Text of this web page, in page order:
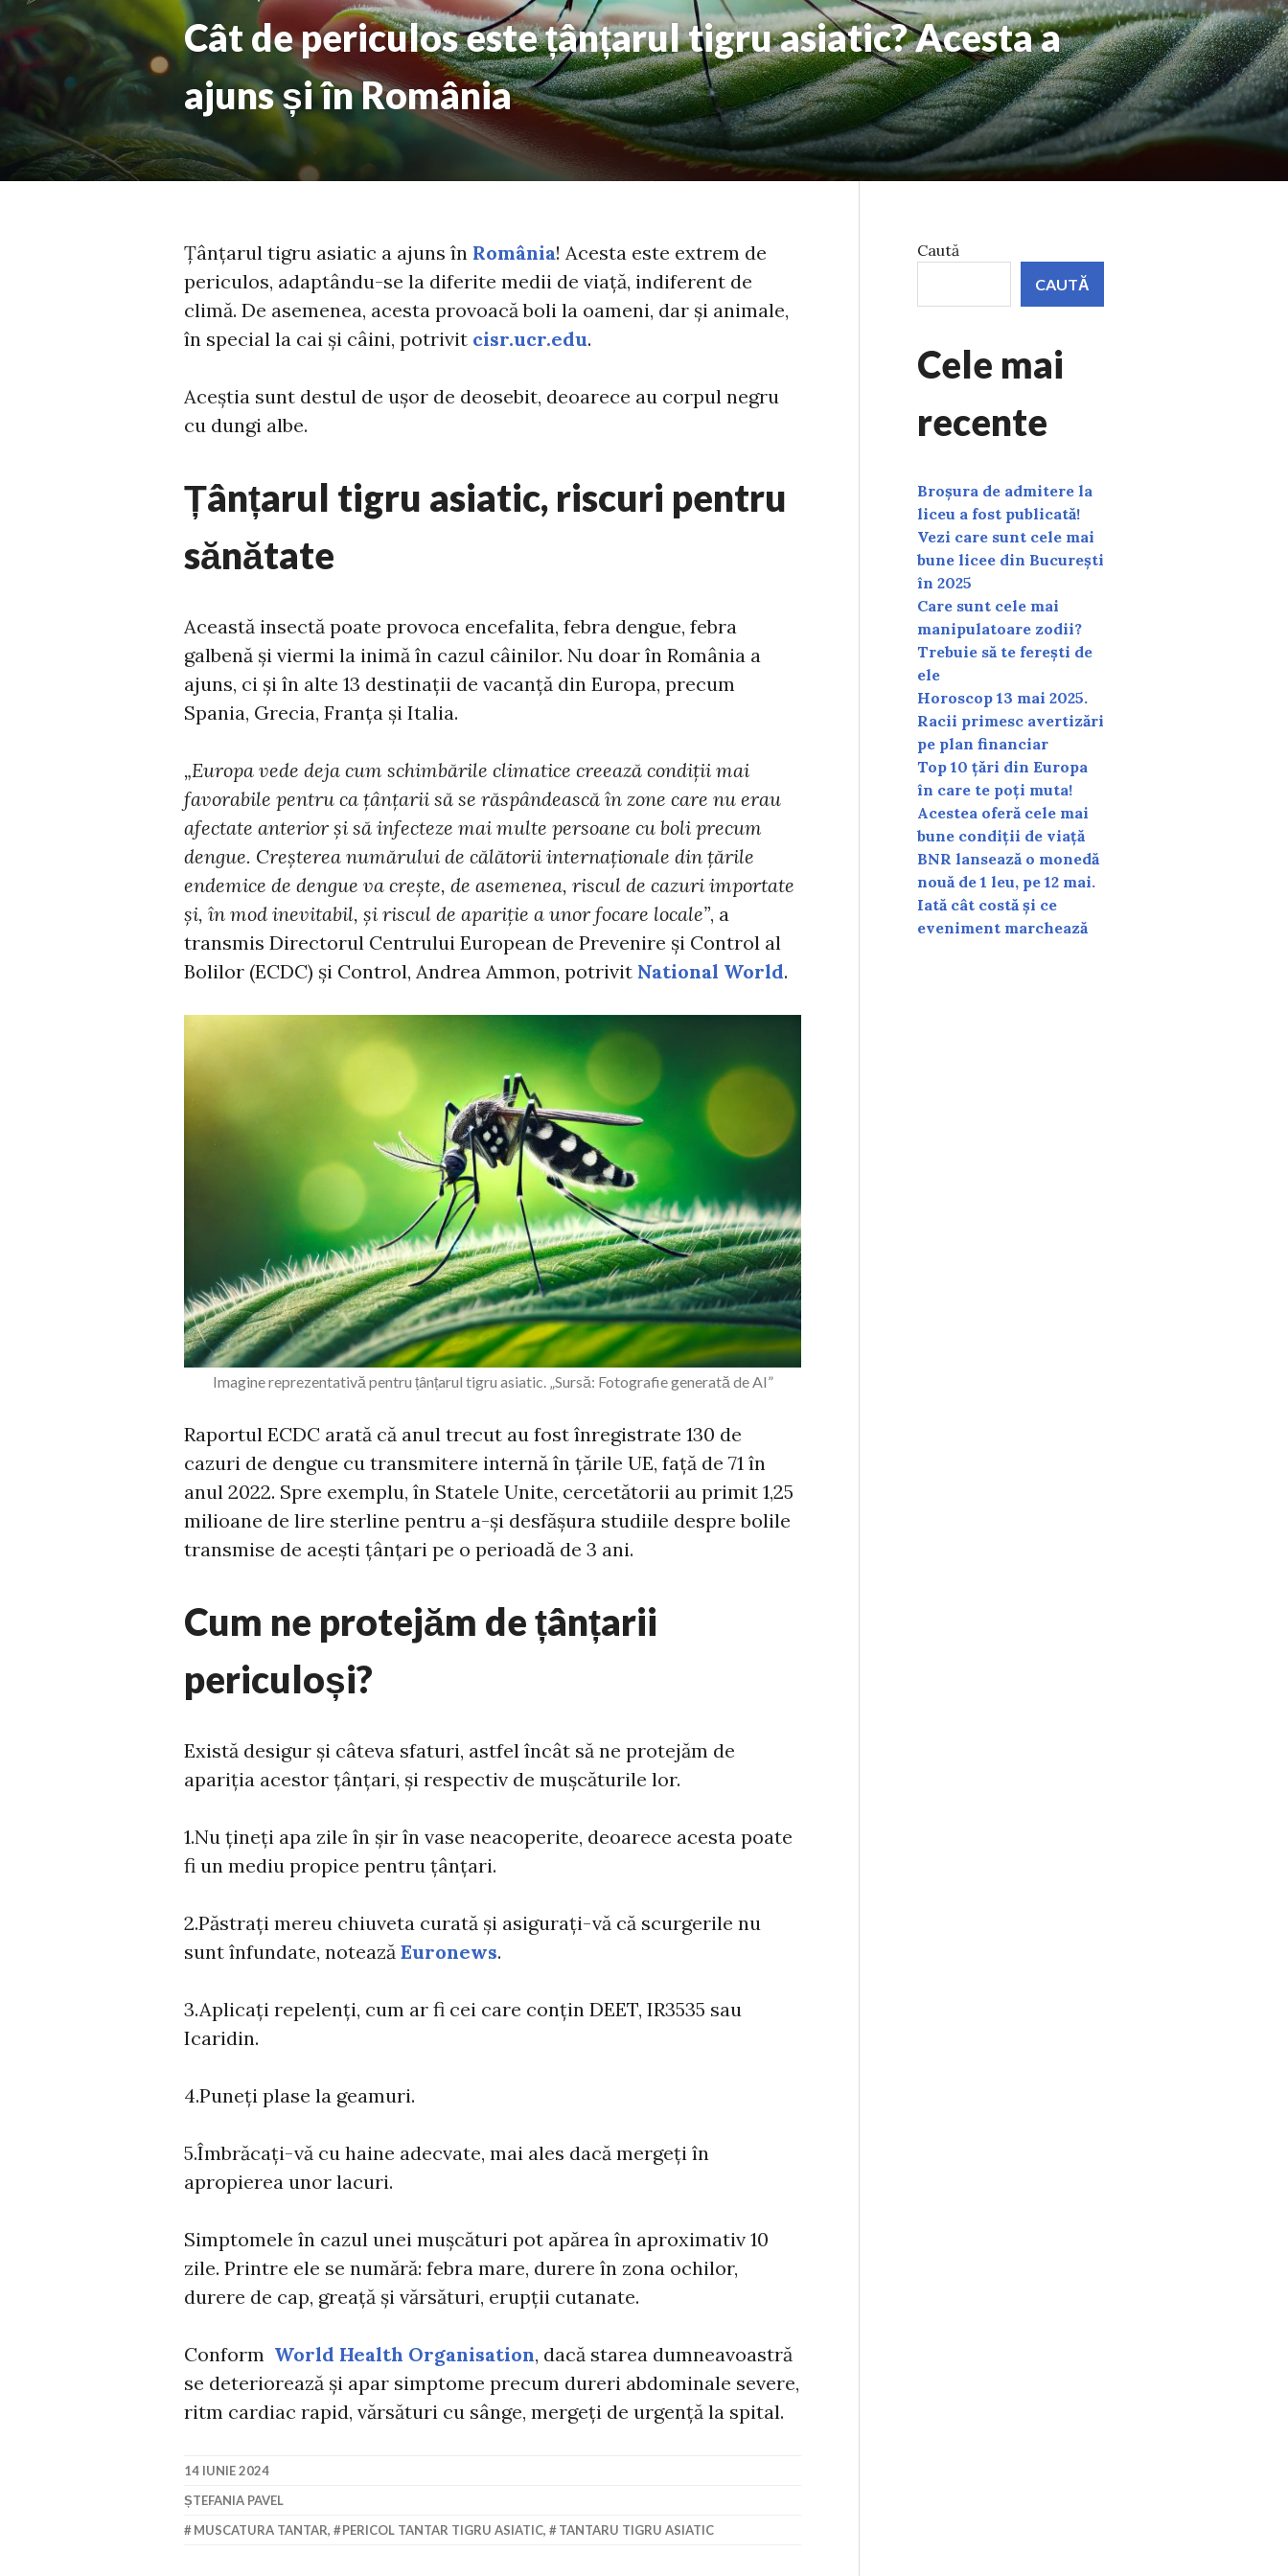
Cât de periculos este țânțarul tigru asiatic? Acesta a
ajuns și în România
Țânțarul tigru asiatic a ajuns în România! Acesta este extrem de
periculos, adaptându-se la diferite medii de viață, indiferent de
climă. De asemenea, acesta provoacă boli la oameni, dar și animale,
în special la cai și câini, potrivit cisr.ucr.edu.
Aceștia sunt destul de ușor de deosebit, deoarece au corpul negru
cu dungi albe.
Țânțarul tigru asiatic, riscuri pentru
sănătate
Această insectă poate provoca encefalita, febra dengue, febra
galbenă și viermi la inimă în cazul câinilor. Nu doar în România a
ajuns, ci și în alte 13 destinații de vacanță din Europa, precum
Spania, Grecia, Franța și Italia.
„Europa vede deja cum schimbările climatice creează condiții mai
favorabile pentru ca țânțarii să se răspândească în zone care nu erau
afectate anterior și să infecteze mai multe persoane cu boli precum
dengue. Creșterea numărului de călătorii internaționale din țările
endemice de dengue va crește, de asemenea, riscul de cazuri importate
și, în mod inevitabil, și riscul de apariție a unor focare locale”, a
transmis Directorul Centrului European de Prevenire și Control al
Bolilor (ECDC) și Control, Andrea Ammon, potrivit National World.
Imagine reprezentativă pentru țânțarul tigru asiatic. „Sursă: Fotografie generată de AI”
Raportul ECDC arată că anul trecut au fost înregistrate 130 de
cazuri de dengue cu transmitere internă în țările UE, față de 71 în
anul 2022. Spre exemplu, în Statele Unite, cercetătorii au primit 1,25
milioane de lire sterline pentru a-și desfășura studiile despre bolile
transmise de acești țânțari pe o perioadă de 3 ani.
Cum ne protejăm de țânțarii
periculoși?
Există desigur și câteva sfaturi, astfel încât să ne protejăm de
apariția acestor țânțari, și respectiv de mușcăturile lor.
1.Nu țineți apa zile în șir în vase neacoperite, deoarece acesta poate
fi un mediu propice pentru țânțari.
2.Păstrați mereu chiuveta curată și asigurați-vă că scurgerile nu
sunt înfundate, notează Euronews.
3.Aplicați repelenți, cum ar fi cei care conțin DEET, IR3535 sau
Icaridin.
4.Puneți plase la geamuri.
5.Îmbrăcați-vă cu haine adecvate, mai ales dacă mergeți în
apropierea unor lacuri.
Simptomele în cazul unei mușcături pot apărea în aproximativ 10
zile. Printre ele se numără: febra mare, durere în zona ochilor,
durere de cap, greață și vărsături, erupții cutanate.
Conform World Health Organisation, dacă starea dumneavoastră
se deteriorează și apar simptome precum dureri abdominale severe,
ritm cardiac rapid, vărsături cu sânge, mergeți de urgență la spital.
14 IUNIE 2024
ȘTEFANIA PAVEL
MUSCATURA TANTAR, PERICOL TANTAR TIGRU ASIATIC, TANTARU TIGRU ASIATIC
Caută
CAUTĂ
Cele mai
recente
Broșura de admitere la
liceu a fost publicată!
Vezi care sunt cele mai
bune licee din București
în 2025
Care sunt cele mai
manipulatoare zodii?
Trebuie să te ferești de
ele
Horoscop 13 mai 2025.
Racii primesc avertizări
pe plan financiar
Top 10 țări din Europa
în care te poți muta!
Acestea oferă cele mai
bune condiții de viață
BNR lansează o monedă
nouă de 1 leu, pe 12 mai.
Iată cât costă și ce
eveniment marchează